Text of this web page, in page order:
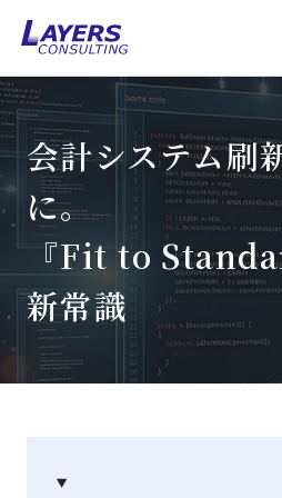
会計システム刷
に。
『Fit to
新常識